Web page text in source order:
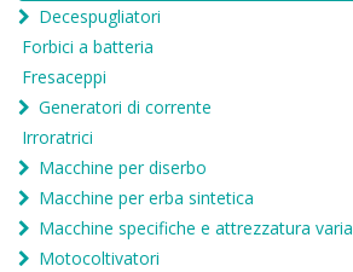
Decespugliatori
Forbici a batteria
Fresaceppi
Generatori di corrente
Irroratrici
Macchine per diserbo
Macchine per erba sintetica
Macchine specifiche e attrezzatura varia
Motocoltivatori